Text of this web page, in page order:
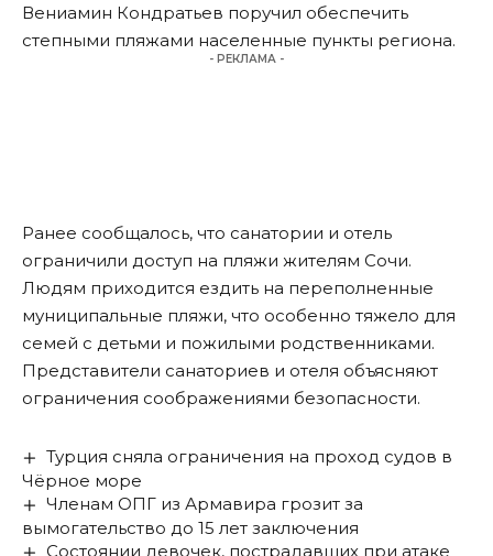
Вениамин Кондратьев поручил обеспечить
степными пляжами населенные пункты региона.
- РЕКЛАМА -
Ранее сообщалось, что санатории и отель
ограничили доступ на пляжи жителям Сочи.
Людям приходится ездить на переполненные
муниципальные пляжи, что особенно тяжело для
семей с детьми и пожилыми родственниками.
Представители санаториев и отеля объясняют
ограничения соображениями безопасности.
Турция сняла ограничения на проход судов в
Чёрное море
Членам ОПГ из Армавира грозит за
вымогательство до 15 лет заключения
Состоянии девочек, пострадавших при атаке